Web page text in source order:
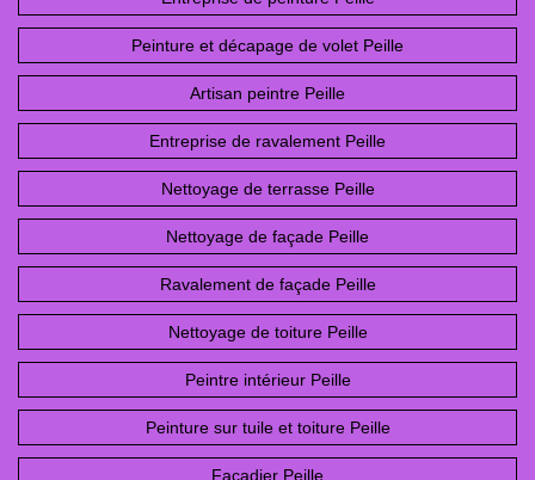
Peinture et décapage de volet Peille
Artisan peintre Peille
Entreprise de ravalement Peille
Nettoyage de terrasse Peille
Nettoyage de façade Peille
Ravalement de façade Peille
Nettoyage de toiture Peille
Peintre intérieur Peille
Peinture sur tuile et toiture Peille
Façadier Peille